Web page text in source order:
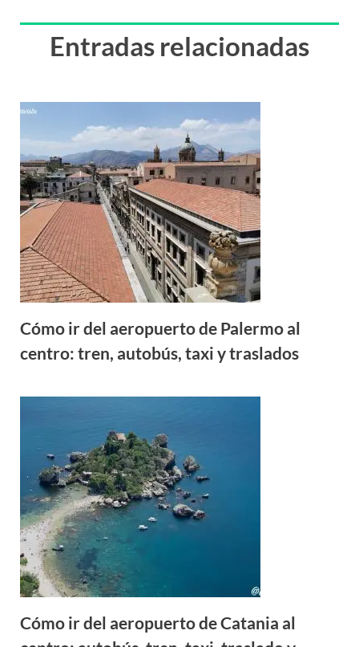
Entradas relacionadas
Cómo ir del aeropuerto de Palermo al
centro: tren, autobús, taxi y traslados
Cómo ir del aeropuerto de Catania al